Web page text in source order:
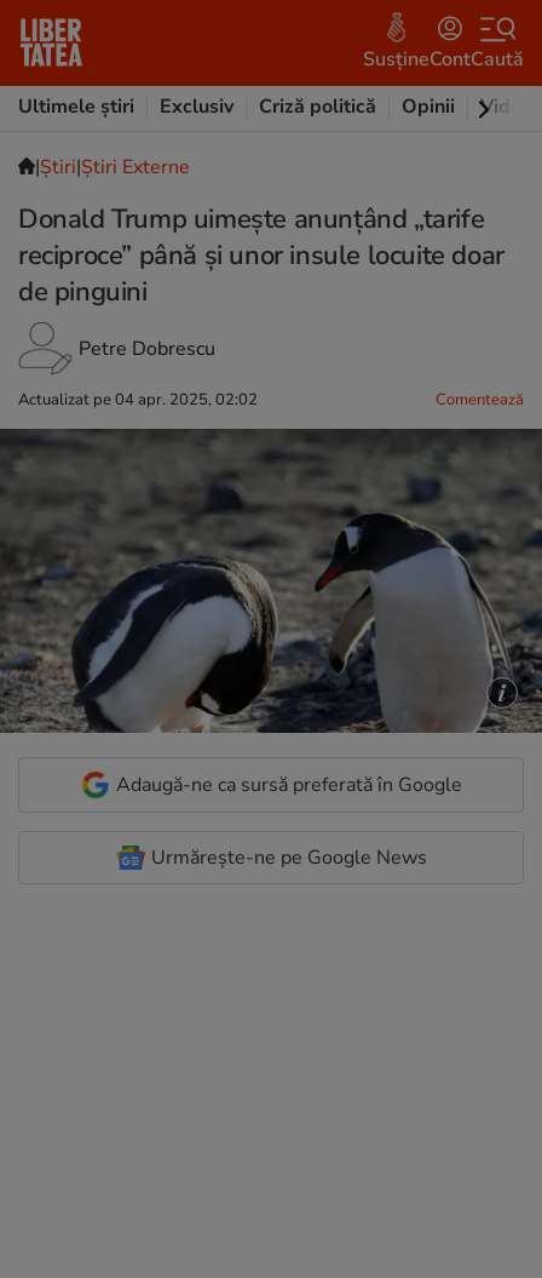
SusțineContCaută
Ultimele știri
Exclusiv Criză politică Opinii Video
|Ştiri|Știri Externe
Donald Trump uimește anunțând „tarife
reciproce” până și unor insule locuite doar
de pinguini
Petre Dobrescu
Actualizat pe 04 apr. 2025, 02:02 Comentează
Adaugă-ne ca sursă preferată în Google
Urmărește-ne pe Google News